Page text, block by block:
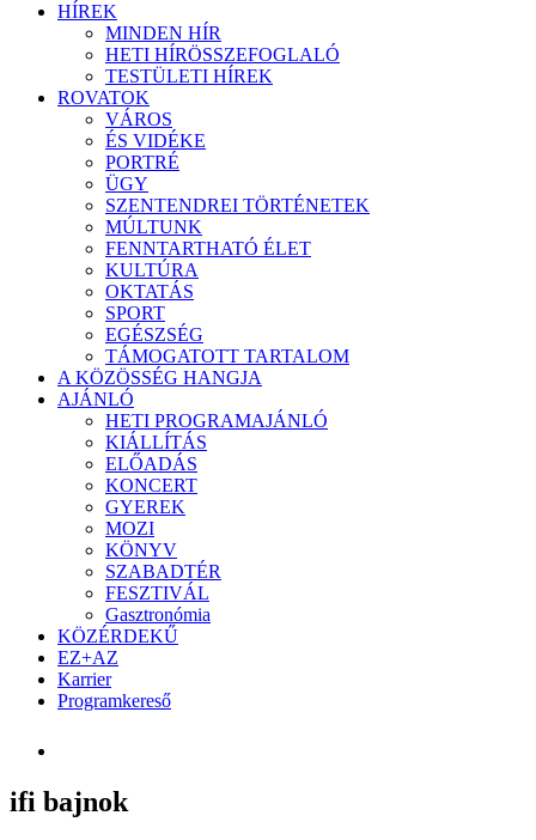
HÍREK
MINDEN HÍR
HETI HÍRÖSSZEFOGLALÓ
TESTÜLETI HÍREK
ROVATOK
VÁROS
ÉS VIDÉKE
PORTRÉ
ÜGY
SZENTENDREI TÖRTÉNETEK
MÚLTUNK
FENNTARTHATÓ ÉLET
KULTÚRA
OKTATÁS
SPORT
EGÉSZSÉG
TÁMOGATOTT TARTALOM
A KÖZÖSSÉG HANGJA
AJÁNLÓ
HETI PROGRAMAJÁNLÓ
KIÁLLÍTÁS
ELŐADÁS
KONCERT
GYEREK
MOZI
KÖNYV
SZABADTÉR
FESZTIVÁL
Gasztronómia
KÖZÉRDEKŰ
EZ+AZ
Karrier
Programkereső
ifi bajnok